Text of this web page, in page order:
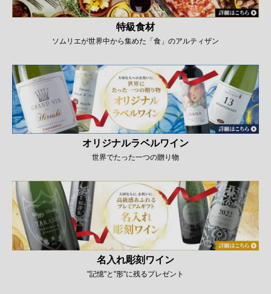
特級食材
ソムリエが世界中から集めた「食」のアルティザン
オリジナルラベルワイン
世界でたった一つの贈り物
名入れ彫刻ワイン
"記憶"と"形"に残るプレゼント